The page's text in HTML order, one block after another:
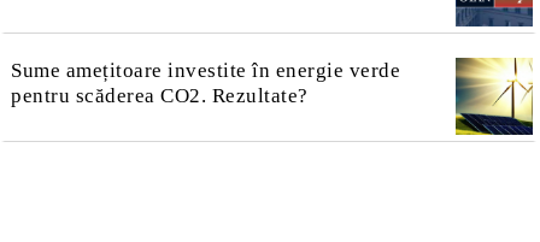
Sume amețitoare investite în energie verde
pentru scăderea CO2. Rezultate?